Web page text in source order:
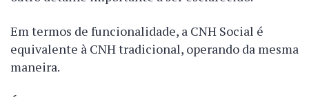
Em termos de funcionalidade, a CNH Social é
equivalente à CNH tradicional, operando da mesma
maneira.